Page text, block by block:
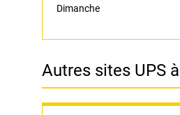
Dimanche
Autres sites UPS